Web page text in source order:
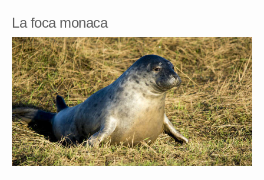
La foca monaca